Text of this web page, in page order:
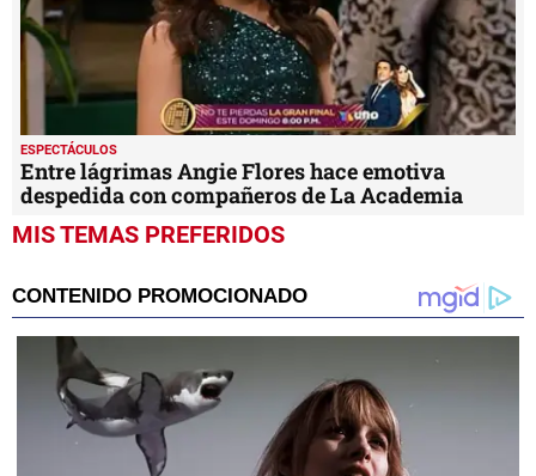
ESPECTÁCULOS
Entre lágrimas Angie Flores hace emotiva
despedida con compañeros de La Academia
MIS TEMAS PREFERIDOS